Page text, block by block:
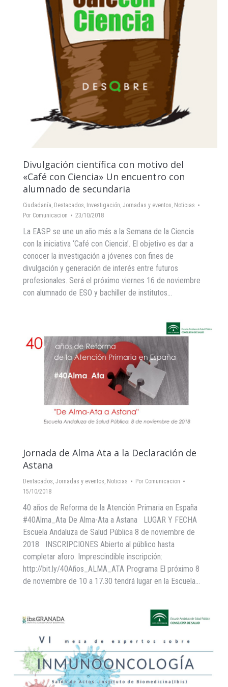
Divulgación científica con motivo del
«Café con Ciencia» Un encuentro con
alumnado de secundaria
Ciudadanía, Destacados, Investigación, Jornadas y eventos, Noticias
Por Comunicacion 23/10/2018
La EASP se une un año más a la Semana de la Ciencia
con la iniciativa ‘Café con Ciencia’. El objetivo es dar a
conocer la investigación a jóvenes con fines de
divulgación y generación de interés entre futuros
profesionales. Será el próximo viernes 16 de noviembre
con alumnado de ESO y bachiller de institutos…
Jornada de Alma Ata a la Declaración de
Astana
Destacados, Jornadas y eventos, Noticias Por Comunicacion
15/10/2018
40 años de Reforma de la Atención Primaria en España
#40Alma_Ata De Alma-Ata a Astana LUGAR Y FECHA
Escuela Andaluza de Salud Pública 8 de noviembre de
2018 INSCRIPCIONES Abierto al público hasta
completar aforo. Imprescindible inscripción:
http://bit.ly/40Años_ALMA_ATA Programa El próximo 8
de noviembre de 10 a 17.30 tendrá lugar en la Escuela…